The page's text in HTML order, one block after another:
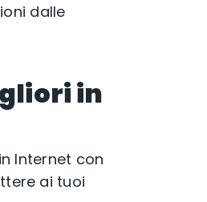
dalle
in
Internet con
ai tuoi